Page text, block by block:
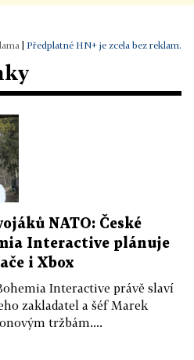
| Předplatné HN+ je zcela bez reklam.
NATO: České
Interactive plánuje
i Xbox
Interactive právě slaví
zakladatel a šéf Marek
tržbám....